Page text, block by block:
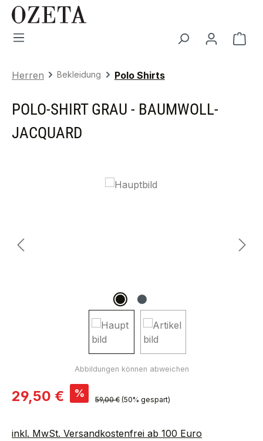
Zum Hauptinhalt springen
Herren Bekleidung Polo Shirts
POLO-SHIRT GRAU - BAUMWOLL-
JACQUARD
Bildergalerie überspringen
Verkaufspreis:
29,50 € % Regulärer Preis:
59,00 € (50% gespart)
inkl. MwSt. Versandkostenfrei ab 100 Euro